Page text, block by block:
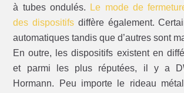
à tubes ondulés.
Le mode de
des dispositifs diffère également.
automatiques tandis que d’autres sont
En outre, les dispositifs existent en
et parmi les plus réputées, il y a
Hormann. Peu importe le rideau